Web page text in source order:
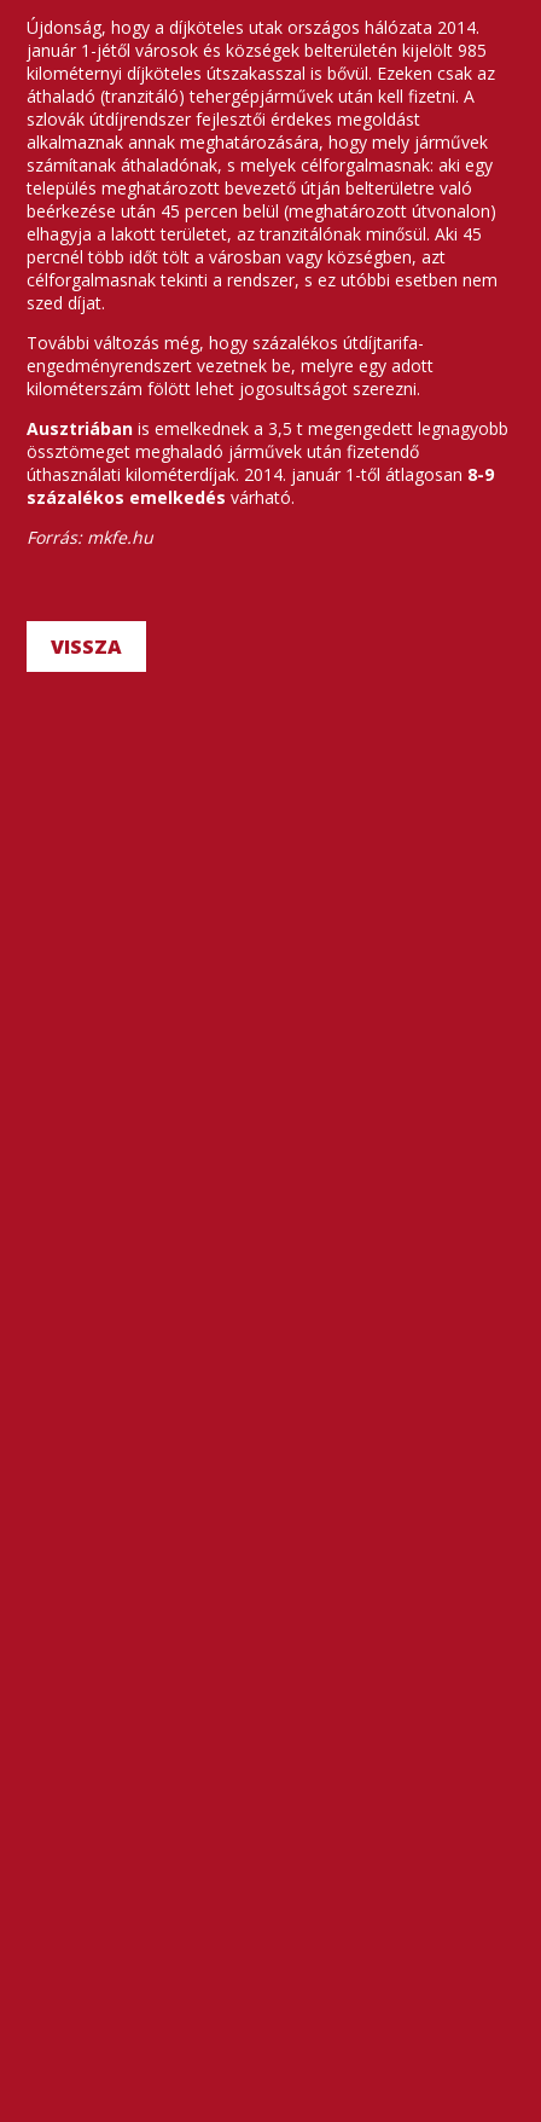
Újdonság, hogy a díjköteles utak országos hálózata 2014.
január 1-jétől városok és községek belterületén kijelölt 985
kilométernyi díjköteles útszakasszal is bővül. Ezeken csak az
áthaladó (tranzitáló) tehergépjárművek után kell fizetni. A
szlovák útdíjrendszer fejlesztői érdekes megoldást
alkalmaznak annak meghatározására, hogy mely járművek
számítanak áthaladónak, s melyek célforgalmasnak: aki egy
település meghatározott bevezető útján belterületre való
beérkezése után 45 percen belül (meghatározott útvonalon)
elhagyja a lakott területet, az tranzitálónak minősül. Aki 45
percnél több időt tölt a városban vagy községben, azt
célforgalmasnak tekinti a rendszer, s ez utóbbi esetben nem
szed díjat.
További változás még, hogy százalékos útdíjtarifa-
engedményrendszert vezetnek be, melyre egy adott
kilométerszám fölött lehet jogosultságot szerezni.
Ausztriában is emelkednek a 3,5 t megengedett legnagyobb
össztömeget meghaladó járművek után fizetendő
úthasználati kilométerdíjak. 2014. január 1-től átlagosan 8-9
százalékos emelkedés várható.
Forrás: mkfe.hu
VISSZA